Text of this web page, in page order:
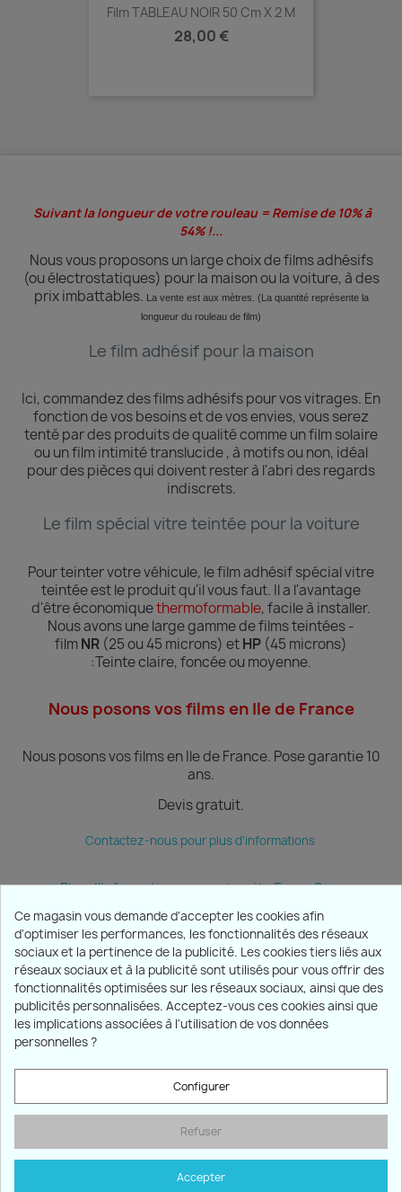
Film TABLEAU NOIR 50 Cm X 2 M
Prix
28,00 €
Suivant la longueur de votre rouleau = Remise de 10% à
54% !...
Nous vous proposons un large choix de films adhésifs
(ou électrostatiques) pour la maison ou la voiture, à des
prix imbattables.
La vente est aux mètres. (La quantité représentela
longueur du rouleau de film)
Le film adhésif pour la maison
Ici, commandez des films adhésifs pour vos vitrages. En
fonction de vos besoins et de vos envies, vous serez
tenté par des produits de qualité comme un film solaire
ou un film intimité translucide , à motifs ou non, idéal
pour des pièces qui doivent rester à l'abri des regards
indiscrets.
Le film spécial vitre teintée pour la voiture
Pour teinter votre véhicule, le film adhésif spécial vitre
teintée est le produit qu'il vous faut. Il a l'avantage
d'être économiquethermoformable, facile à installer.
Nous avons une large gamme de films teintées -
filmNR (25 ou 45 microns) etHP (45 microns)
:Teinteclaire, foncée ou moyenne.
Nous posons vos films en Ile de France
Nous posons vos films en Ile de France. Pose garantie 10
ans.
Devis gratuit.
Contactez-nous pour plus d'informations
Plus d'informations sur notre site Ecran Sun
PRODUITS 
NOTRE SOCIÉTÉ 
INFORMATIONS keyboard_arrow_down
Marchand approuvé par la Société des Avis Garantis,
ici pour vérifier.
© 2026 -Satemo SARL
Ce magasin vous demande d'accepter les cookies afin
d'optimiser les performances, les fonctionnalités des réseaux
sociaux et la pertinence de la publicité. Les cookies tiers liés aux
réseaux sociaux et à la publicité sont utilisés pour vous offrir des
fonctionnalités optimisées sur les réseaux sociaux, ainsi que des
publicités personnalisées. Acceptez-vous ces cookies ainsi que
les implications associées à l'utilisation de vos données
personnelles ?
Configurer
Refuser
Accepter